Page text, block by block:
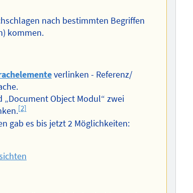
nach bestimmten Begriffen
kommen.
verlinken - Referenz/
Object Modul“ zwei
[2]
gab es bis jetzt 2 Möglichkeiten: